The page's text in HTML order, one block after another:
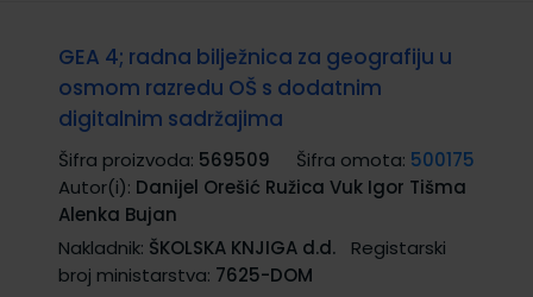
GEA 4; radna bilježnica za geografiju u
osmom razredu OŠ s dodatnim
digitalnim sadržajima
Šifra proizvoda: 569509 Šifra omota: 500175
Autor(i): Danijel Orešić Ružica Vuk Igor Tišma
Alenka Bujan
Nakladnik: ŠKOLSKA KNJIGA d.d.
Registarski
broj ministarstva: 7625-DOM